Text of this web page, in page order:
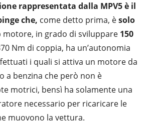
rappresentata dalla MPV5 è il
che, come detto prima, èsolo
motore, in grado di sviluppare150
Nm di coppia, ha un’autonomia
i quali si attiva un motore da
a benzina che però non è
motrici, bensì ha solamente una
necessario per ricaricare le
muovono la vettura.